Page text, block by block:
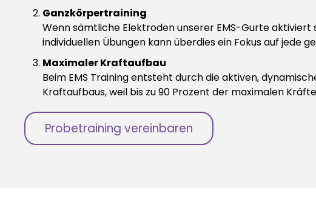
Ganzkörpertraining
Wenn sämtliche Elektroden unserer EMS-Gurte
individuellen Übungen kann überdies ein Fokus auf jede
Maximaler Kraftaufbau
Beim EMS Training entsteht durch die aktiven,
Kraftaufbaus, weil bis zu 90 Prozent der maximalen
Probetraining vereinbaren